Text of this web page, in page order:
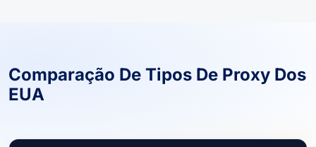
Comparação De Tipos De Proxy Dos
EUA